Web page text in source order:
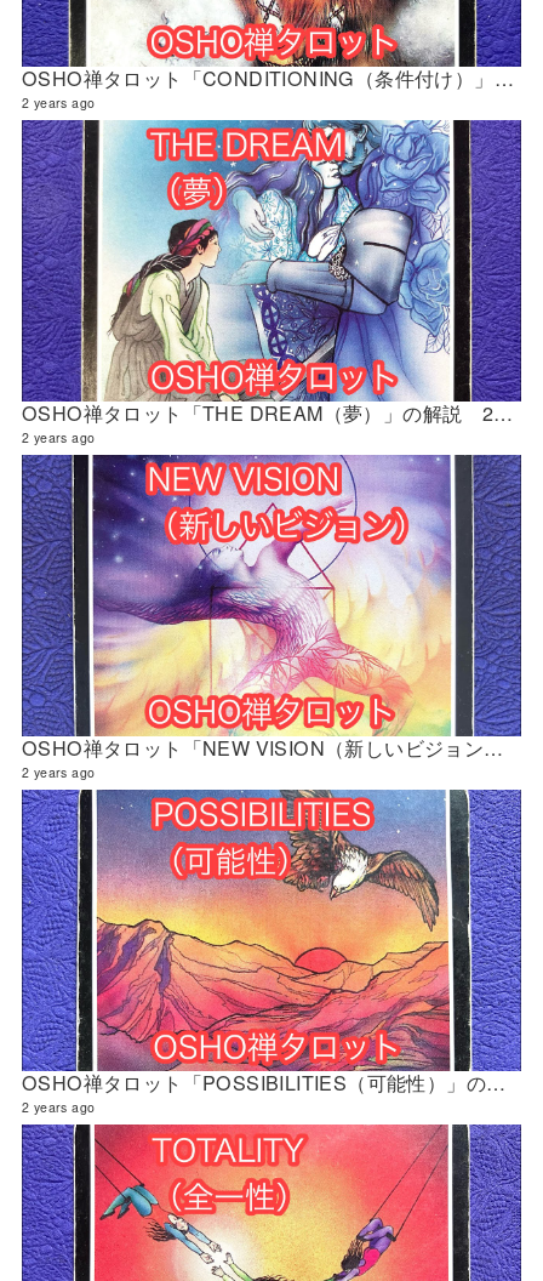
OSHO禅タロット「CONDITIONING（条件付け）」の解説 2024年5月の門鑑定（財門）
2 years ago
OSHO禅タロット「THE DREAM（夢）」の解説 2024年5月の門鑑定（創門）
2 years ago
OSHO禅タロット「NEW VISION（新しいビジョン）」の解説 2024年5月の門鑑定（立門）
2 years ago
OSHO禅タロット「POSSIBILITIES（可能性）」の解説 2024年4月の門鑑定（財門）
2 years ago